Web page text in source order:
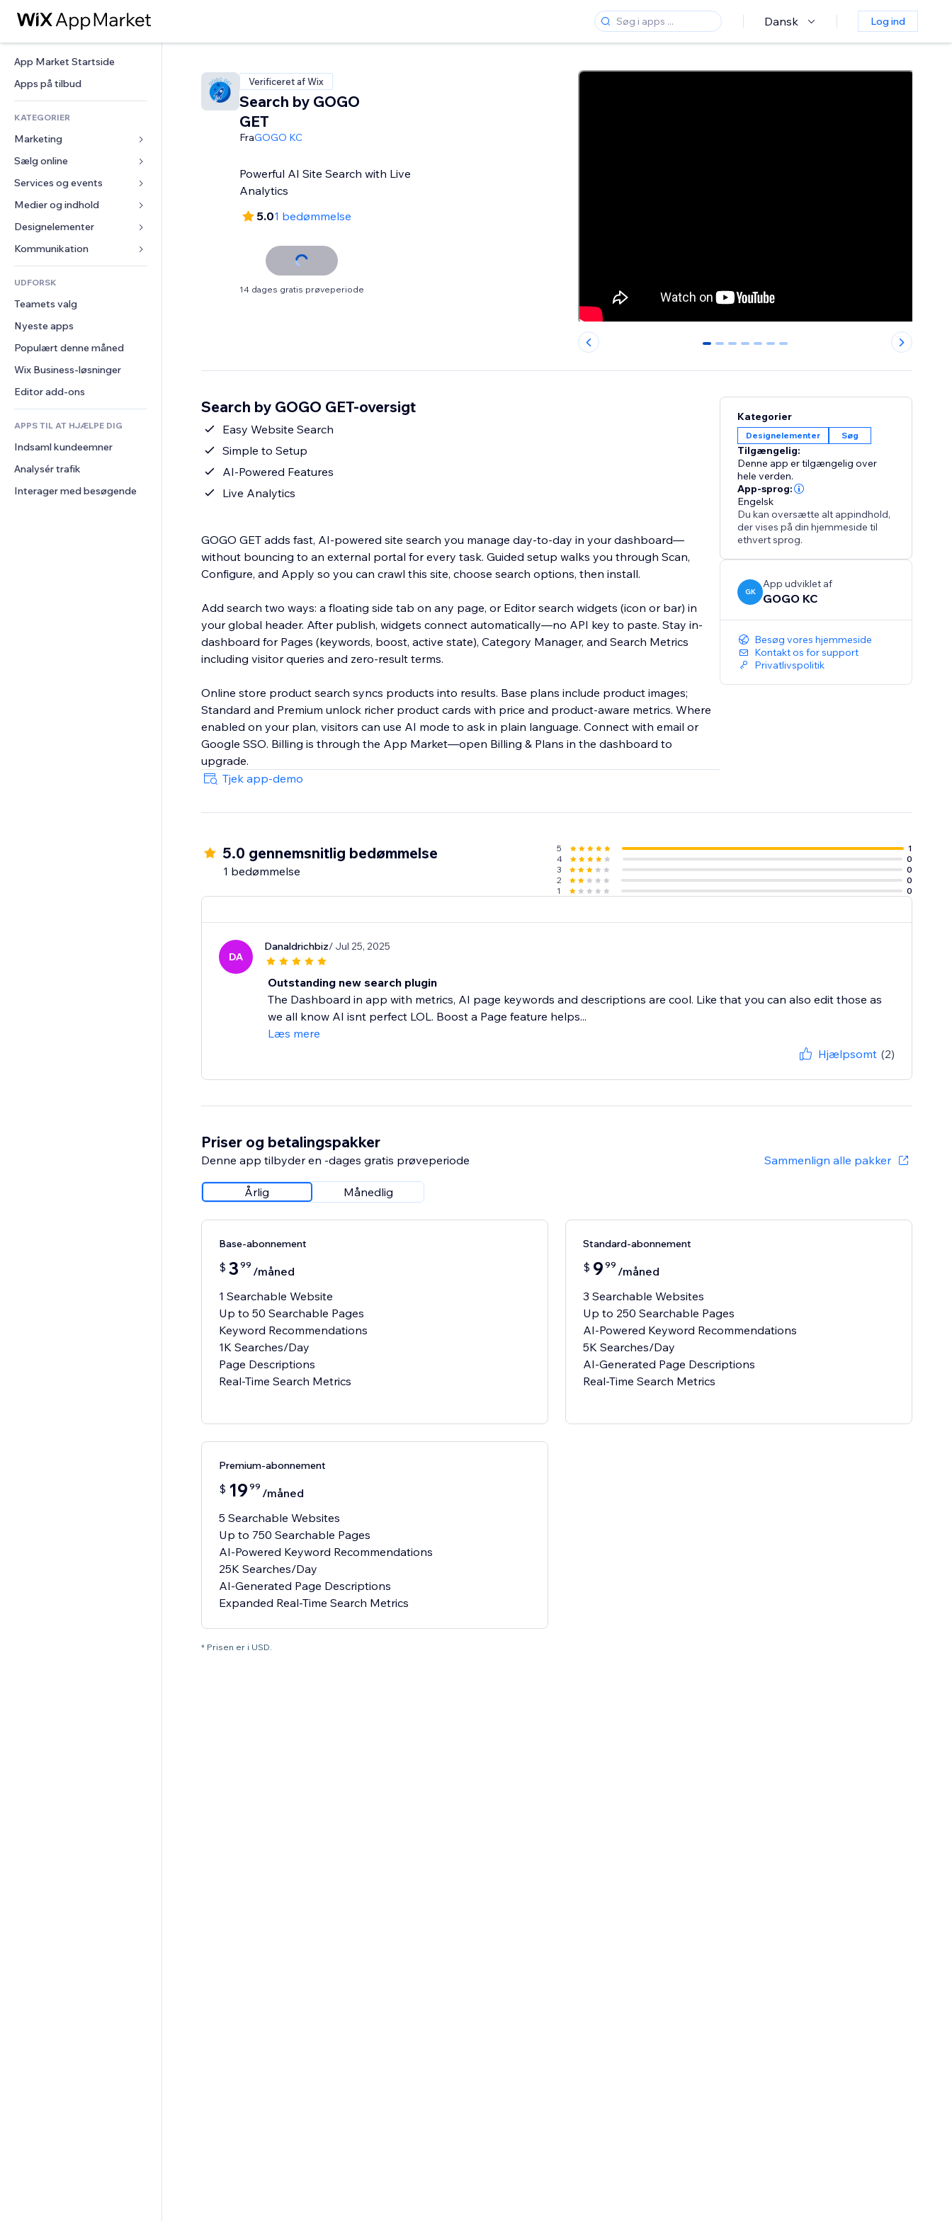
Dansk Log ind
App Market Startside
Apps på tilbud
KATEGORIER
Marketing
Annoncer
Mobil
Statistikker
Hjemmesideregister
E-mail
Sælg online
Apps til Webshops
Forsendelse og levering
Sælg-knapper
Bogføring
Kuponer og loyalitet
Lagerløsninger
Services og events
Hoteller
Events
Restauranter
Ejendomshandel
Bookinger
Medier og indhold
Galleri
Musik
Podcasts
Fotografi
Video
PDF
Fildeling
Nyheder
Designelementer
Kort og Navigation
Privatliv & Sikkerhed
Ur
Sideskabeloner
Billedeffekter
Knapper og menuer
Bannere og badges
Lommeregnere
Søg
Vejr
Diagrammer og tabeller
Formularer
Meningsmålinger
Chat
Kommentarer
Telefon
Fællesskab
Anmeldelser og anbefalinger
CRM
UDFORSK
Teamets valg
Nyeste apps
Populært denne måned
Wix Business-løsninger
Editor add-ons
APPS TIL AT HJÆLPE DIG
Indsaml kundeemner
Analysér trafik
Interager med besøgende
Verificeret af Wix
Search by GOGO
GET
FraGOGO KC
Powerful AI Site Search with Live
Analytics
5.01 bedømmelse
14 dages gratis prøveperiode
0 1 2 3 4 5 6
Search by GOGO GET-oversigt
Easy Website Search
Simple to Setup
AI-Powered Features
Live Analytics
GOGO GET adds fast, AI-powered site search you manage day-to-day in your dashboard—
without bouncing to an external portal for every task. Guided setup walks you through Scan,
Configure, and Apply so you can crawl this site, choose search options, then install.
Add search two ways: a floating side tab on any page, or Editor search widgets (icon or bar) in
your global header. After publish, widgets connect automatically—no API key to paste. Stay in-
dashboard for Pages (keywords, boost, active state), Category Manager, and Search Metrics
including visitor queries and zero-result terms.
Online store product search syncs products into results. Base plans include product images;
Standard and Premium unlock richer product cards with price and product-aware metrics. Where
enabled on your plan, visitors can use AI mode to ask in plain language. Connect with email or
Google SSO. Billing is through the App Market—open Billing & Plans in the dashboard to
upgrade.
Tjek app-demo
Kategorier
Designelementer Søg
Tilgængelig:
Denne app er tilgængelig over
hele verden.
App-sprog:
Engelsk
Du kan oversætte alt appindhold,
der vises på din hjemmeside til
ethvert sprog.
GK
App udviklet af
GOGO KC
Besøg vores hjemmeside
Kontakt os for support
Privatlivspolitik
5.0 gennemsnitlig bedømmelse
1 bedømmelse
5
1
4
0
3
0
2
0
1
0
DA
Danaldrichbiz/ Jul 25, 2025
Outstanding new search plugin
The Dashboard in app with metrics, AI page keywords and descriptions are cool. Like that you can also edit those as
we all know AI isnt perfect LOL. Boost a Page feature helps...
Læs mere
Hjælpsomt (2)
Priser og betalingspakker
Denne app tilbyder en -dages gratis prøveperiode Sammenlign alle pakker
Årlig Månedlig
Base-abonnement
$ 3 99 /måned
1 Searchable Website
Up to 50 Searchable Pages
Keyword Recommendations
1K Searches/Day
Page Descriptions
Real-Time Search Metrics
Standard-abonnement
$ 9 99 /måned
3 Searchable Websites
Up to 250 Searchable Pages
AI-Powered Keyword Recommendations
5K Searches/Day
AI-Generated Page Descriptions
Real-Time Search Metrics
Premium-abonnement
$ 19 99 /måned
5 Searchable Websites
Up to 750 Searchable Pages
AI-Powered Keyword Recommendations
25K Searches/Day
AI-Generated Page Descriptions
Expanded Real-Time Search Metrics
* Prisen er i USD.